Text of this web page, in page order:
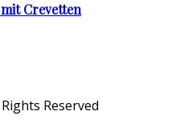
Crevetten
Reserved